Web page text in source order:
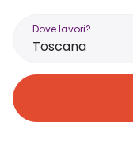
Dove lavori?
Toscana